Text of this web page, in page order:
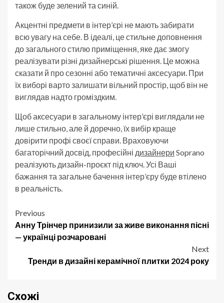
також буде зелений та синій.
Акцентні предмети в інтер’єрі не мають забирати
всю увагу на себе. В ідеалі, це стильне доповнення
до загального стилю приміщення, яке дає змогу
реалізувати різні дизайнерські рішення. Це можна
сказати й про сезонні або тематичні аксесуари. При
їх виборі варто залишати вільний простір, щоб він не
виглядав надто громіздким.
Щоб аксесуари в загальному інтер’єрі виглядали не
лише стильно, але й доречно, їх вибір краще
довірити профі своєї справи. Враховуючи
багаторічний досвід, професійні дизайнери Soprano
реалізують дизайн-проєкт під ключ. Усі Ваші
бажання та загальне бачення інтер’єру буде втілено
в реальність.
Post
navigation
Previous
Анну Трінчер принизили за живе виконання пісні
— українці розчаровані
Next
Тренди в дизайні керамічної плитки 2024 року
Схожі